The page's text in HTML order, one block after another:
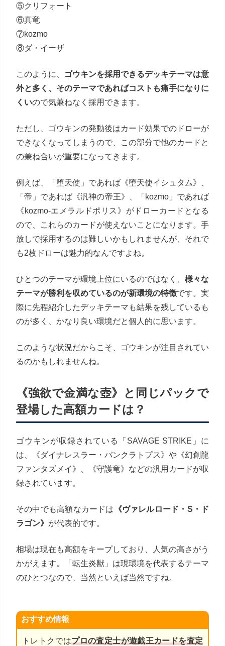
⑤クリフォート
⑥真竜
⑦kozmo
⑧ダ・イーザ
このように、
ゴウキンを採用できるデッキテーマは意
外と多く、そのテーマであればコストも痛手になりに
くいので気兼ねなく採用できます。
ただし、ゴウキンの発動後はカード効果でのドローが
できなくなってしまうので、この部分で他のカードと
の兼ね合いが重要になってきます。
例えば、「堕天使」であれば《堕天使イシュタム》、
「帝」であれば《汎神の帝王》、「kozmo」であれば
《kozmo-エメラルドポリス》がドローカードとなる
ので、これらのカードが使えないことになります。手
放しで採用するのは難しいかもしれませんが、それで
も2枚ドローは魅力的なんですよね。
ひとつのテーマが環境上位にいるのではなく、 様々な
テーマが勝利を収めているのが新環境の特徴です。実
際に先程紹介したデッキテーマも結果を残しているも
のが多く、かなり良い環境だと個人的に思います。
このような状況だからこそ、ゴウキンが注目されてい
るのかもしれませんね。
《強欲で金満な壺》と同じパックで
登場した高額カードは？
ゴウキンが収録されている「SAVAGE STRIKE」に
は、《ダイナレスラー・パンクラトプス》や《幻創龍
ファンタズメイ》、《守護竜》などの汎用カードが収
録されています。
その中でも高額なカードは 《ヴァレルロード・S・ド
ラゴン》 が代表的です。
相場は現在も高額をキープしており、人気の高さがう
かがえます。「転生炎獣」は現環境を代表するテーマ
のひとつなので、当然といえば当然ですね。
おすすめ情報
トレトクではプロの査定士が遊戯王カードを査定